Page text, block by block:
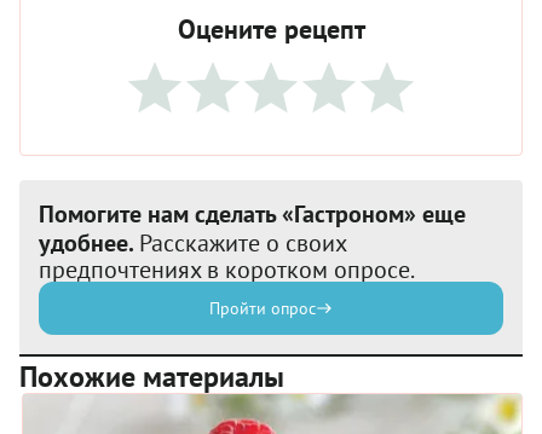
Оцените рецепт
Помогите нам сделать «Гастроном» еще
удобнее. Расскажите о своих
предпочтениях в коротком опросе.
Пройти опрос
Похожие материалы